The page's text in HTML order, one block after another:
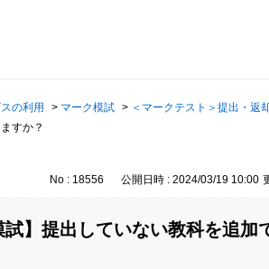
の利用 > マーク模試 > ＜マークテスト＞提出・返
すか？
No : 18556 公開日時 : 2024/03/19 10:00
試】提出していない教科を追加